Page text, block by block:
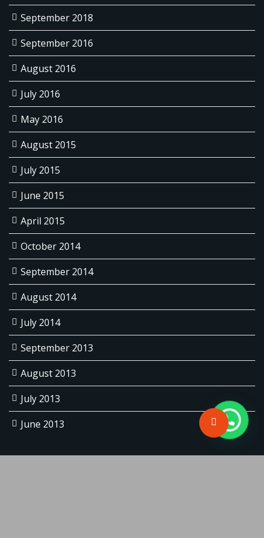
September 2018
September 2016
August 2016
July 2016
May 2016
August 2015
July 2015
June 2015
April 2015
October 2014
September 2014
August 2014
July 2014
September 2013
August 2013
July 2013
June 2013